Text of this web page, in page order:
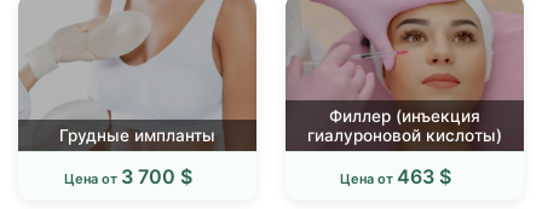
Грудные импланты
Цена от 3 700 $
Филлер (инъекция
гиалуроновой кислоты)
Цена от 463 $